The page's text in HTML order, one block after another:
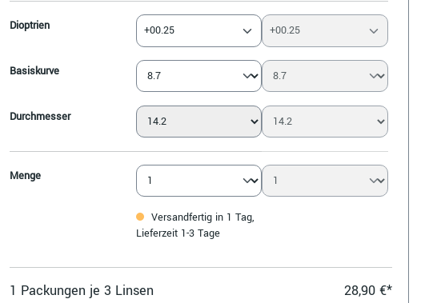
Dioptrien
Basiskurve
Durchmesser
Menge
+00.25
Versandfertig in 1 Tag,
Lieferzeit 1-3 Tage
+00.25
1 Packungen je 3 Linsen 28,90 €*